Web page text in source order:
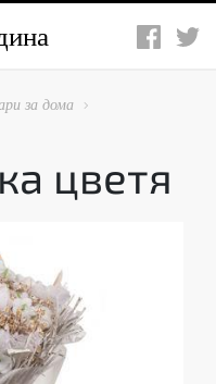
за дома 
цветя